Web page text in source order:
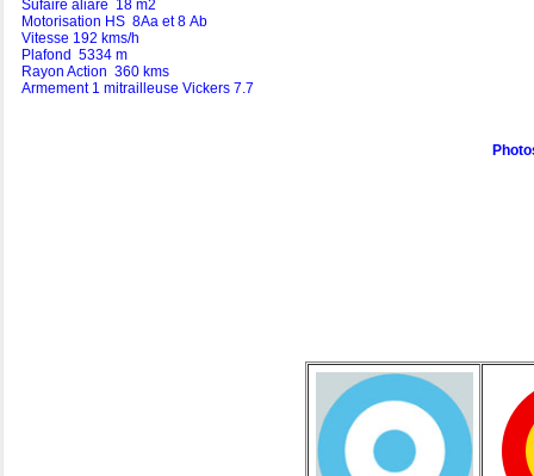
Sufaire aliare 18 m2
Motorisation HS 8Aa et 8 Ab
Vitesse 192 kms/h
Plafond 5334 m
Rayon Action 360 kms
Armement 1 mitrailleuse Vickers 7.7